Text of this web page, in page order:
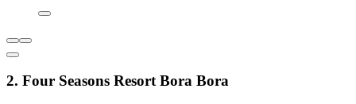
2. Four Seasons Resort Bora Bora